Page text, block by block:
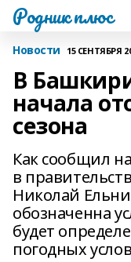
Родник плюс
Новости 15 СЕНТЯБРЯ
В
начала
сезона
Как сообщил
в
Николай
обозначенна
будет
погодных